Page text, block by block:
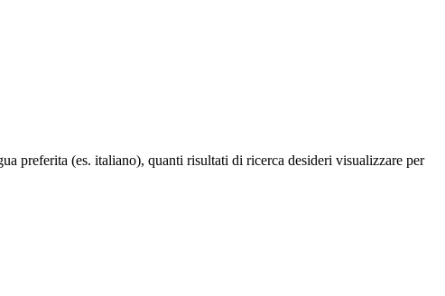
preferita (es. italiano), quanti risultati di ricerca desideri visualizzare per